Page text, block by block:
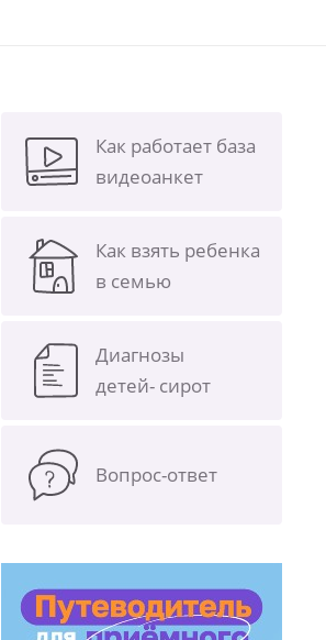
Как работает база
видеоанкет
Как взять ребенка
в семью
Диагнозы
детей- сирот
Вопрос-ответ